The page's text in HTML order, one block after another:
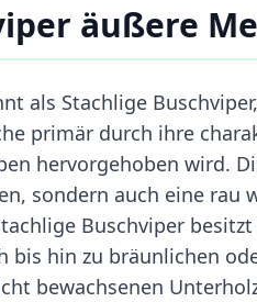
äußere
als Stachlige
primär durch ihre
hervorgehoben wird.
sondern auch eine rau
Buschviper
bis hin zu bräunlichen
bewachsenen